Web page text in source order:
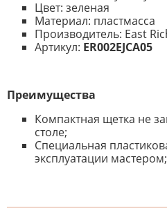
Цвет: зеленая
Материал: пластмасса
Производитель: East
Артикул: ER002EJCA05
Преимущества
Компактная щетка не
столе;
Специальная
эксплуатации мастером;
На даний час немає відгуків. Ви